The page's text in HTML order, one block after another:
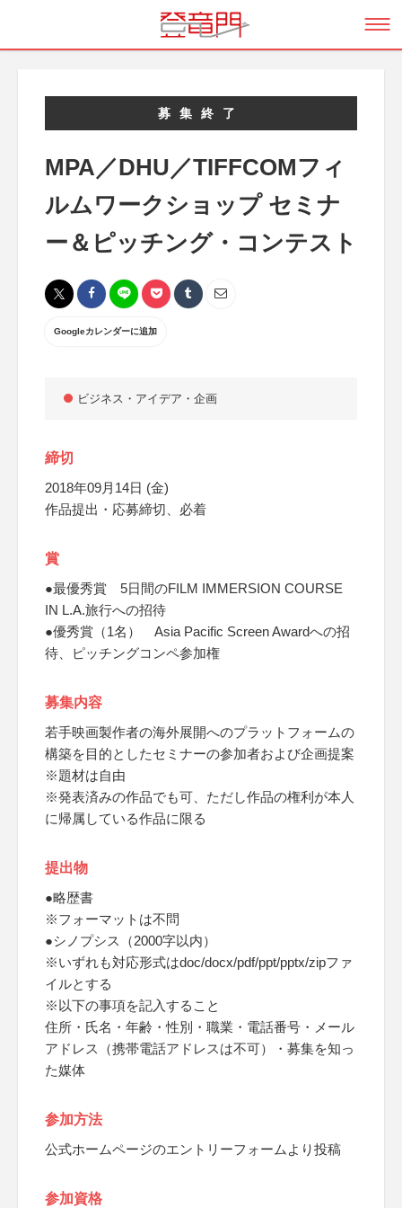
募集終了
MPA／DHU／TIFFCOMフィ
ルムワークショップ セミナ
ー＆ピッチング・コンテスト
Googleカレンダーに追加
ビジネス・アイデア・企画
締切
2018年09月14日 (金)
作品提出・応募締切、必着
賞
●最優秀賞 5日間のFILM IMMERSION COURSE
IN L.A.旅行への招待
●優秀賞（1名） Asia Pacific Screen Awardへの招
待、ピッチングコンペ参加権
募集内容
若手映画製作者の海外展開へのプラットフォームの
構築を目的としたセミナーの参加者および企画提案
※題材は自由
※発表済みの作品でも可、ただし作品の権利が本人
に帰属している作品に限る
提出物
●略歴書
※フォーマットは不問
●シノプシス（2000字以内）
※いずれも対応形式はdoc/docx/pdf/ppt/pptx/zipファ
イルとする
※以下の事項を記入すること
住所・氏名・年齢・性別・職業・電話番号・メール
アドレス（携帯電話アドレスは不可）・募集を知っ
た媒体
参加方法
公式ホームページのエントリーフォームより投稿
参加資格